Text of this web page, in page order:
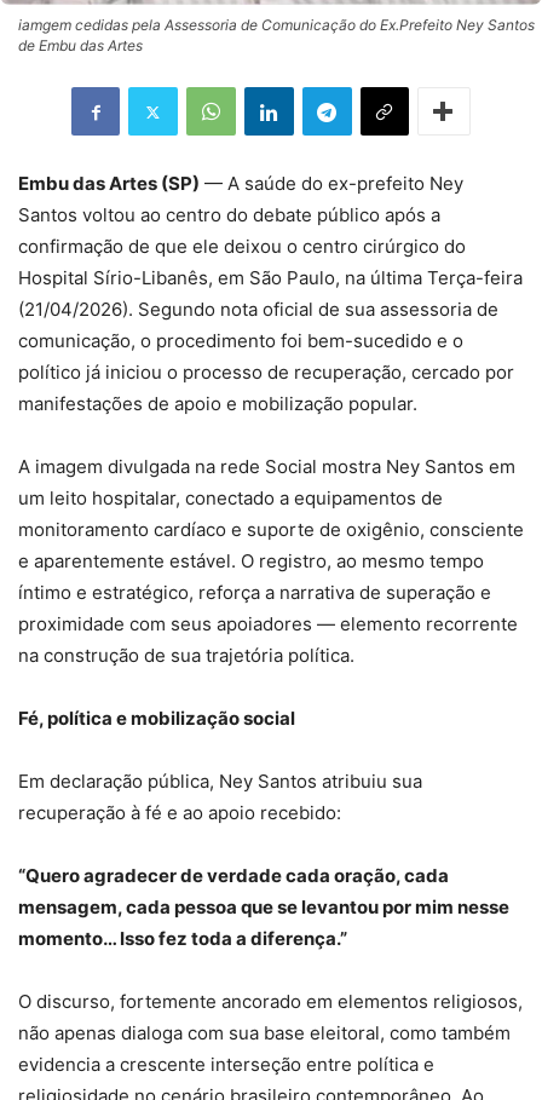
iamgem cedidas pela Assessoria de Comunicação do Ex.Prefeito Ney Santos
de Embu das Artes
Embu das Artes (SP) — A saúde do ex-prefeito Ney
Santos voltou ao centro do debate público após a
confirmação de que ele deixou o centro cirúrgico do
Hospital Sírio-Libanês, em São Paulo, na última Terça-feira
(21/04/2026). Segundo nota oficial de sua assessoria de
comunicação, o procedimento foi bem-sucedido e o
político já iniciou o processo de recuperação, cercado por
manifestações de apoio e mobilização popular.
A imagem divulgada na rede Social mostra Ney Santos em
um leito hospitalar, conectado a equipamentos de
monitoramento cardíaco e suporte de oxigênio, consciente
e aparentemente estável. O registro, ao mesmo tempo
íntimo e estratégico, reforça a narrativa de superação e
proximidade com seus apoiadores — elemento recorrente
na construção de sua trajetória política.
Fé, política e mobilização social
Em declaração pública, Ney Santos atribuiu sua
recuperação à fé e ao apoio recebido:
“Quero agradecer de verdade cada oração, cada
mensagem, cada pessoa que se levantou por mim nesse
momento… Isso fez toda a diferença.”
O discurso, fortemente ancorado em elementos religiosos,
não apenas dialoga com sua base eleitoral, como também
evidencia a crescente interseção entre política e